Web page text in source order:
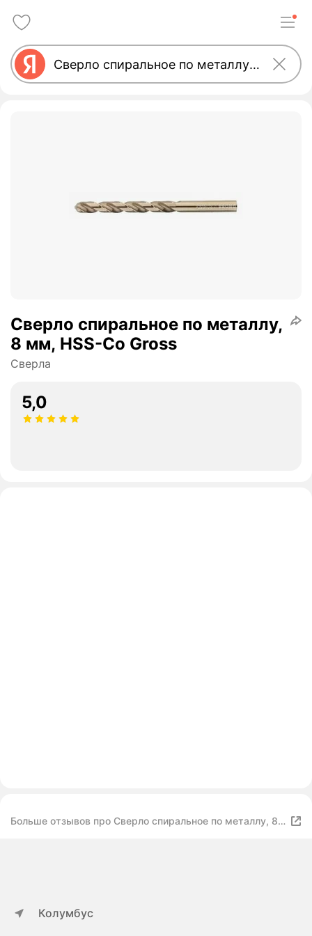
Сверло спиральное по металлу,
8 мм, HSS-Co Gross
Сверла
5,0
Больше отзывов про Сверло спиральное по металлу, 8
Колумбус